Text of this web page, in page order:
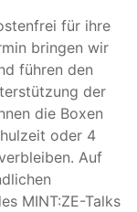
für ihre
bringen wir
führen den
der
die Boxen
oder 4
Auf
MINT:ZE-Talks